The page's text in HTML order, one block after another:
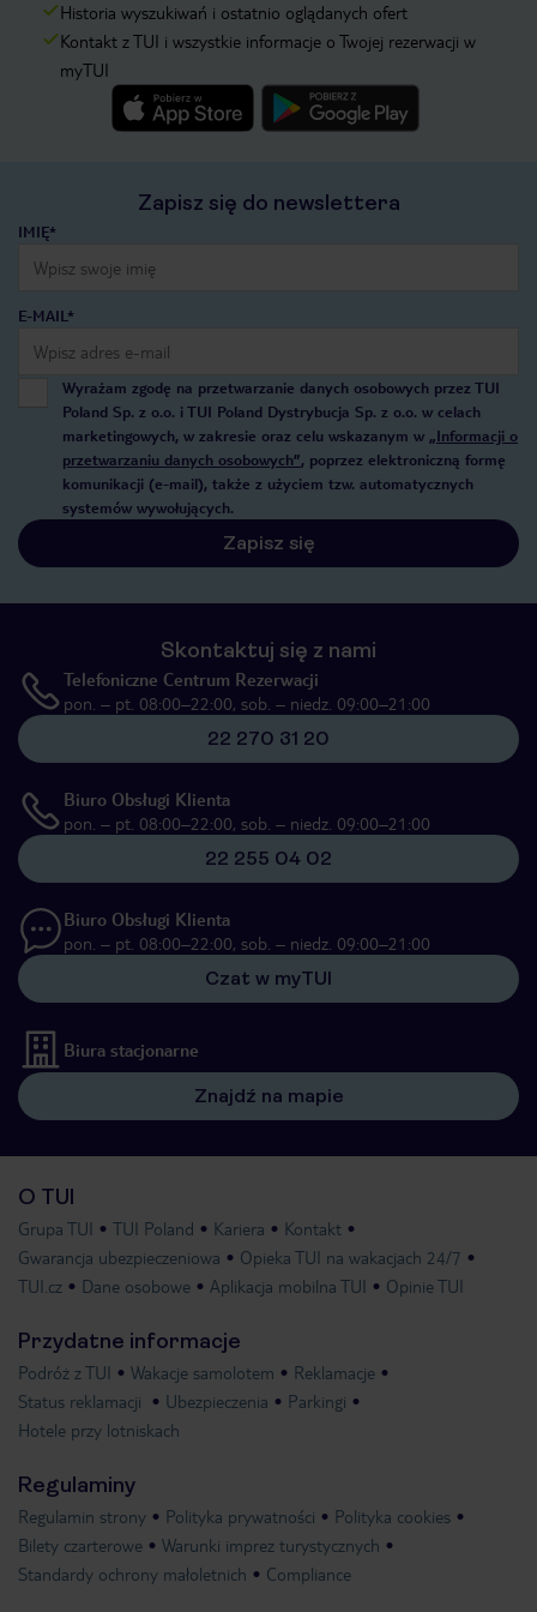
Historia wyszukiwań i ostatnio oglądanych ofert
Kontakt z TUI i wszystkie informacje o Twojej rezerwacji w
myTUI
Zapisz się do newslettera
IMIĘ*
E-MAIL*
Wyrażam zgodę na przetwarzanie danych osobowych przez TUI
Poland Sp. z o.o. i TUI Poland Dystrybucja Sp. z o.o. w celach
marketingowych, w zakresie oraz celu wskazanym w „Informacji o
przetwarzaniu danych osobowych”, poprzez elektroniczną formę
komunikacji (e-mail), także z użyciem tzw. automatycznych
systemów wywołujących.
Zapisz się
Skontaktuj się z nami
Telefoniczne Centrum Rezerwacji
pon. – pt. 08:00–22:00, sob. – niedz. 09:00–21:00
22 270 31 20
Biuro Obsługi Klienta
pon. – pt. 08:00–22:00, sob. – niedz. 09:00–21:00
22 255 04 02
Biuro Obsługi Klienta
pon. – pt. 08:00–22:00, sob. – niedz. 09:00–21:00
Czat w myTUI
Biura stacjonarne
Znajdź na mapie
O TUI
Grupa TUI TUI Poland Kariera
Kontakt
Gwarancja ubezpieczeniowa
Opieka TUI na wakacjach 24/7
TUI.cz
Dane osobowe Aplikacja mobilna TUI Opinie TUI
Przydatne informacje
Podróż z TUI Wakacje samolotem
Reklamacje
Status reklamacji
Ubezpieczenia
Parkingi
Hotele przy lotniskach
Regulaminy
Regulamin strony Polityka prywatności
Polityka cookies
Bilety czarterowe
Warunki imprez turystycznych
Standardy ochrony małoletnich
Compliance